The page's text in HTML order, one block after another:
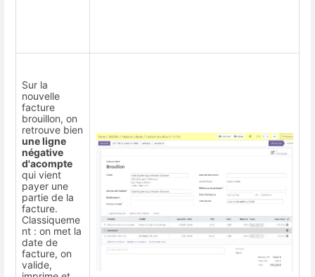
Sur la
nouvelle
facture
brouillon, on
retrouve bien
une ligne
négative
d'acompte
qui vient
payer une
partie de la
facture.
Classiqueme
nt : on met la
date de
facture, on
valide,